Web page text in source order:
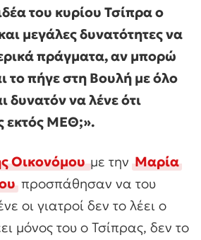
του κυρίου Τσίπρα ο
μεγάλες δυνατότητες να
πράγματα, αν μπορώ
το πήγε στη Βουλή με όλο
δυνατόν να λένε ότι
εκτός ΜΕΘ;».
Οικονόμου με τηνΜαρία
προσπάθησαν να του
οι γιατροί δεν το λέει ο
μόνος του ο Τσίπρας, δεν το